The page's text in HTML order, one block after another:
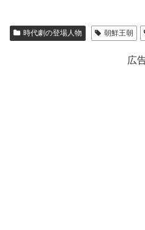
時代劇の登場人物 朝鮮王朝
広